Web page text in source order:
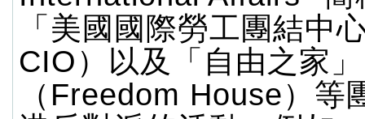
「美國國際勞工團結中
CIO）以及「自由之家」
（Freedom House）等